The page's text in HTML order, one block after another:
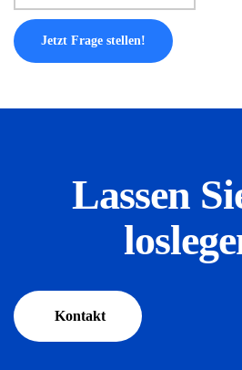
Jetzt Frage stellen!
Lassen
Kontakt